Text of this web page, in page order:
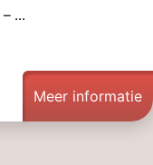
– ...
Meer informatie